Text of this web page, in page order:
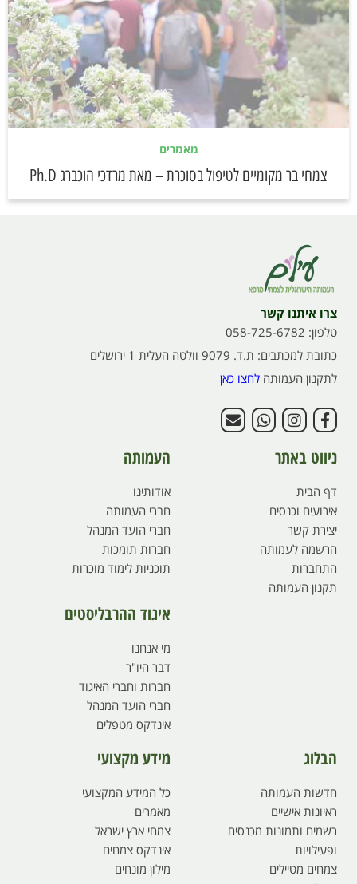
מאמרים
צמחי בר מקומיים לטיפול בסוכרת – מאת מרדכי הוכברג Ph.D
צרו איתנו קשר
טלפון: 058-725-6782
כתובת למכתבים: ת.ד. 9079 וולטה העלית 1 ירושלים
לתקנון העמותה לחצו כאן
ניווט באתר
דף הבית
אירועים וכנסים
יצירת קשר
הרשמה לעמותה
התחברות
תקנון העמותה
העמותה
אודותינו
חברי העמותה
חברי הועד המנהל
חברות תומכות
תוכניות לימוד מוכרות
איגוד ההרבליסטים
מי אנחנו
דבר היו"ר
חברות וחברי האיגוד
חברי הועד המנהל
אינדקס מטפלים
הבלוג
חדשות העמותה
ראיונות אישיים
רשמים ותמונות מכנסים
ופעילויות
צמחים מטיילים
מידע מקצועי
כל המידע המקצועי
מאמרים
צמחי ארץ ישראל
אינדקס צמחים
מילון מונחים